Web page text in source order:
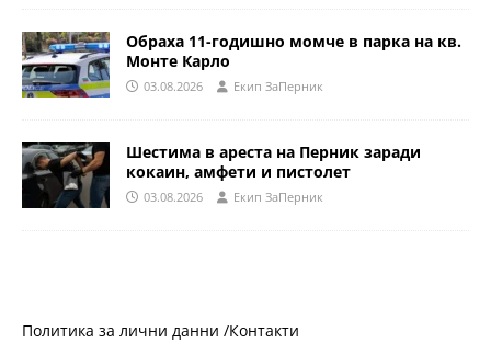
Обраха 11-годишно момче в парка на кв.
Монте Карло
03.08.2026 Eкип ЗаПерник
Шестима в ареста на Перник заради
кокаин, амфети и пистолет
03.08.2026 Eкип ЗаПерник
Политика за лични данни /Контакти